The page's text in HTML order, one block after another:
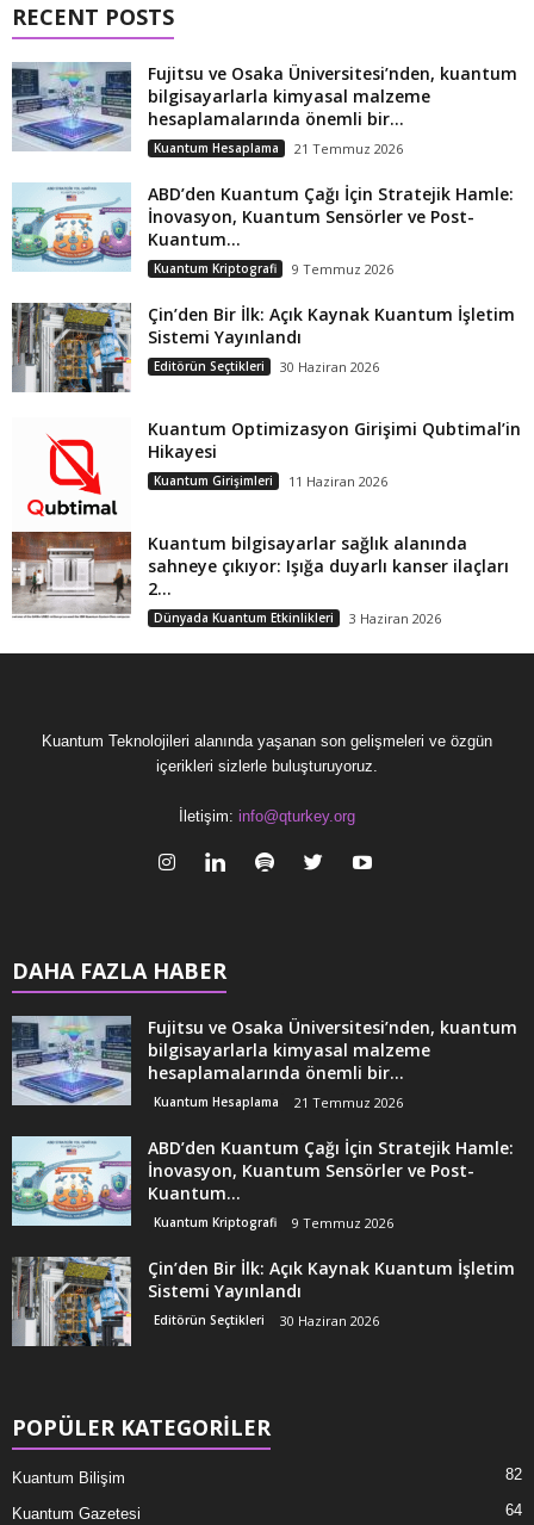
RECENT POSTS
Fujitsu ve Osaka Üniversitesi’nden, kuantum
bilgisayarlarla kimyasal malzeme
hesaplamalarında önemli bir...
Kuantum Hesaplama 21 Temmuz 2026
ABD’den Kuantum Çağı İçin Stratejik Hamle:
İnovasyon, Kuantum Sensörler ve Post-
Kuantum...
Kuantum Kriptografi 9 Temmuz 2026
Çin’den Bir İlk: Açık Kaynak Kuantum İşletim
Sistemi Yayınlandı
Editörün Seçtikleri 30 Haziran 2026
Kuantum Optimizasyon Girişimi Qubtimal’in
Hikayesi
Kuantum Girişimleri 11 Haziran 2026
Kuantum bilgisayarlar sağlık alanında
sahneye çıkıyor: Işığa duyarlı kanser ilaçları
2...
Dünyada Kuantum Etkinlikleri 3 Haziran 2026
Kuantum Teknolojileri alanında yaşanan son gelişmeleri ve özgün
içerikleri sizlerle buluşturuyoruz.
İletişim: info@qturkey.org
DAHA FAZLA HABER
Fujitsu ve Osaka Üniversitesi’nden, kuantum
bilgisayarlarla kimyasal malzeme
hesaplamalarında önemli bir...
Kuantum Hesaplama 21 Temmuz 2026
ABD’den Kuantum Çağı İçin Stratejik Hamle:
İnovasyon, Kuantum Sensörler ve Post-
Kuantum...
Kuantum Kriptografi 9 Temmuz 2026
Çin’den Bir İlk: Açık Kaynak Kuantum İşletim
Sistemi Yayınlandı
Editörün Seçtikleri 30 Haziran 2026
POPÜLER KATEGORİLER
Kuantum Bilişim 82
Kuantum Gazetesi 64